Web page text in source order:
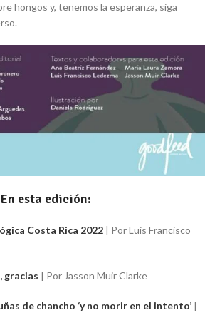
hongos y, tenemos la esperanza, siga
En esta edición:
Costa Rica 2022 | Por Luis Francisco
gracias | PorJasson Muir Clarke
de chancho ‘y no morir en el intento’ |